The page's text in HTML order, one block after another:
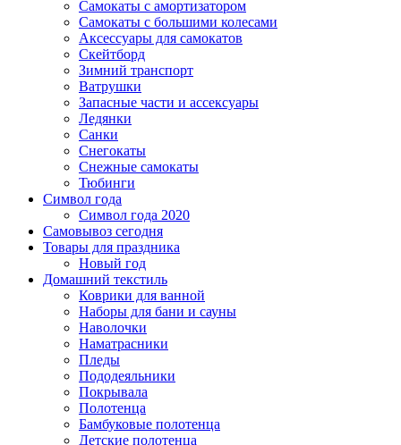
Самокаты с амортизатором
Самокаты с большими колесами
Аксессуары для самокатов
Скейтборд
Зимний транспорт
Ватрушки
Запасные части и ассексуары
Ледянки
Санки
Снегокаты
Снежные самокаты
Тюбинги
Символ года
Символ года 2020
Самовывоз сегодня
Товары для праздника
Новый год
Домашний текстиль
Коврики для ванной
Наборы для бани и сауны
Наволочки
Наматрасники
Пледы
Пододеяльники
Покрывала
Полотенца
Бамбуковые полотенца
Детские полотенца